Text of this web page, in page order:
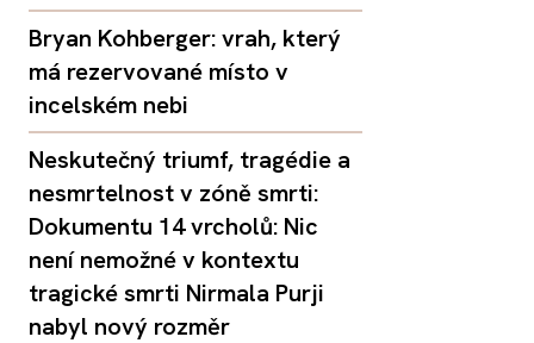
Bryan Kohberger: vrah, který
má rezervované místo v
incelském nebi
Neskutečný triumf, tragédie a
nesmrtelnost v zóně smrti:
Dokumentu 14 vrcholů: Nic
není nemožné v kontextu
tragické smrti Nirmala Purji
nabyl nový rozměr